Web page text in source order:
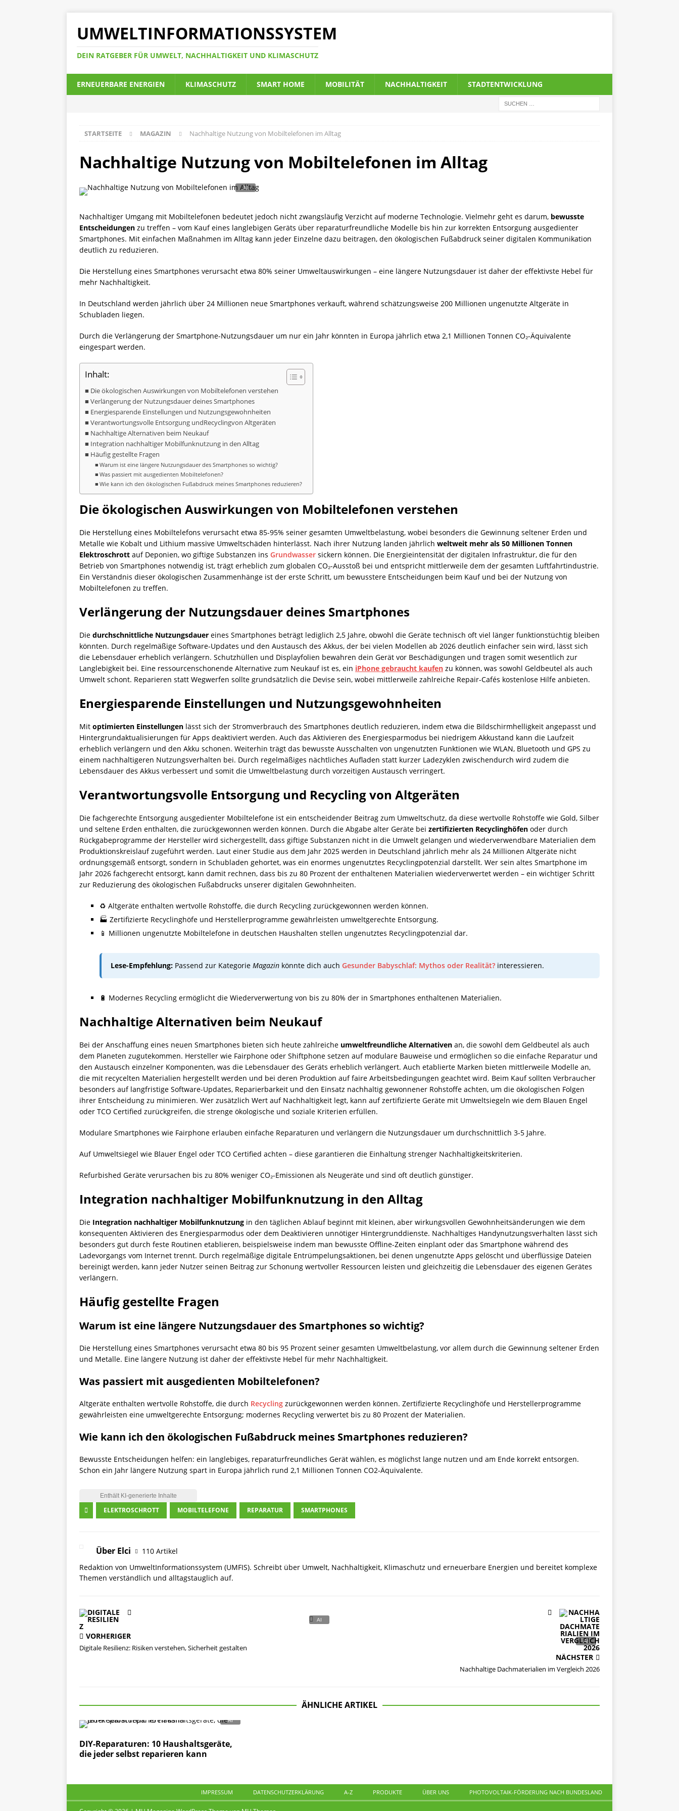
UMWELTINFORMATIONSSYSTEM
DEIN RATGEBER FÜR UMWELT, NACHHALTIGKEIT UND KLIMASCHUTZ
ERNEUERBARE ENERGIEN KLIMASCHUTZ SMART HOME MOBILITÄT NACHHALTIGKEIT STADTENTWICKLUNG
STARTSEITE MAGAZIN Nachhaltige Nutzung von Mobiltelefonen im Alltag
Nachhaltige Nutzung von Mobiltelefonen im Alltag
Nachhaltiger Umgang mit Mobiltelefonen bedeutet jedoch nicht zwangsläufig Verzicht auf moderne Technologie. Vielmehr geht es darum, bewusste
Entscheidungen zu treffen – vom Kauf eines langlebigen Geräts über reparaturfreundliche Modelle bis hin zur korrekten Entsorgung ausgedienter
Smartphones. Mit einfachen Maßnahmen im Alltag kann jeder Einzelne dazu beitragen, den ökologischen Fußabdruck seiner digitalen Kommunikation
deutlich zu reduzieren.
Die Herstellung eines Smartphones verursacht etwa 80% seiner Umweltauswirkungen – eine längere Nutzungsdauer ist daher der effektivste Hebel für
mehr Nachhaltigkeit.
In Deutschland werden jährlich über 24 Millionen neue Smartphones verkauft, während schätzungsweise 200 Millionen ungenutzte Altgeräte in
Schubladen liegen.
Durch die Verlängerung der Smartphone-Nutzungsdauer um nur ein Jahr könnten in Europa jährlich etwa 2,1 Millionen Tonnen CO₂-Äquivalente
eingespart werden.
Inhalt:
Die ökologischen Auswirkungen von Mobiltelefonen verstehen
Verlängerung der Nutzungsdauer deines Smartphones
Energiesparende Einstellungen und Nutzungsgewohnheiten
Verantwortungsvolle Entsorgung undRecyclingvon Altgeräten
Nachhaltige Alternativen beim Neukauf
Integration nachhaltiger Mobilfunknutzung in den Alltag
Häufig gestellte Fragen
Warum ist eine längere Nutzungsdauer des Smartphones so wichtig?
Was passiert mit ausgedienten Mobiltelefonen?
Wie kann ich den ökologischen Fußabdruck meines Smartphones reduzieren?
Die ökologischen Auswirkungen von Mobiltelefonen verstehen
Die Herstellung eines Mobiltelefons verursacht etwa 85-95% seiner gesamten Umweltbelastung, wobei besonders die Gewinnung seltener Erden und
Metalle wie Kobalt und Lithium massive Umweltschäden hinterlässt. Nach ihrer Nutzung landen jährlich weltweit mehr als 50 Millionen Tonnen
Elektroschrott auf Deponien, wo giftige Substanzen ins Grundwasser sickern können. Die Energieintensität der digitalen Infrastruktur, die für den
Betrieb von Smartphones notwendig ist, trägt erheblich zum globalen CO₂-Ausstoß bei und entspricht mittlerweile dem der gesamten Luftfahrtindustrie.
Ein Verständnis dieser ökologischen Zusammenhänge ist der erste Schritt, um bewusstere Entscheidungen beim Kauf und bei der Nutzung von
Mobiltelefonen zu treffen.
Verlängerung der Nutzungsdauer deines Smartphones
Die durchschnittliche Nutzungsdauer eines Smartphones beträgt lediglich 2,5 Jahre, obwohl die Geräte technisch oft viel länger funktionstüchtig bleiben
könnten. Durch regelmäßige Software-Updates und den Austausch des Akkus, der bei vielen Modellen ab 2026 deutlich einfacher sein wird, lässt sich
die Lebensdauer erheblich verlängern. Schutzhüllen und Displayfolien bewahren dein Gerät vor Beschädigungen und tragen somit wesentlich zur
Langlebigkeit bei. Eine ressourcenschonende Alternative zum Neukauf ist es, ein iPhone gebraucht kaufen zu können, was sowohl Geldbeutel als auch
Umwelt schont. Reparieren statt Wegwerfen sollte grundsätzlich die Devise sein, wobei mittlerweile zahlreiche Repair-Cafés kostenlose Hilfe anbieten.
Energiesparende Einstellungen und Nutzungsgewohnheiten
Mit optimierten Einstellungen lässt sich der Stromverbrauch des Smartphones deutlich reduzieren, indem etwa die Bildschirmhelligkeit angepasst und
Hintergrundaktualisierungen für Apps deaktiviert werden. Auch das Aktivieren des Energiesparmodus bei niedrigem Akkustand kann die Laufzeit
erheblich verlängern und den Akku schonen. Weiterhin trägt das bewusste Ausschalten von ungenutzten Funktionen wie WLAN, Bluetooth und GPS zu
einem nachhaltigeren Nutzungsverhalten bei. Durch regelmäßiges nächtliches Aufladen statt kurzer Ladezyklen zwischendurch wird zudem die
Lebensdauer des Akkus verbessert und somit die Umweltbelastung durch vorzeitigen Austausch verringert.
Verantwortungsvolle Entsorgung und Recycling von Altgeräten
Die fachgerechte Entsorgung ausgedienter Mobiltelefone ist ein entscheidender Beitrag zum Umweltschutz, da diese wertvolle Rohstoffe wie Gold, Silber
und seltene Erden enthalten, die zurückgewonnen werden können. Durch die Abgabe alter Geräte bei zertifizierten Recyclinghöfen oder durch
Rückgabeprogramme der Hersteller wird sichergestellt, dass giftige Substanzen nicht in die Umwelt gelangen und wiederverwendbare Materialien dem
Produktionskreislauf zugeführt werden. Laut einer Studie aus dem Jahr 2025 werden in Deutschland jährlich mehr als 24 Millionen Altgeräte nicht
ordnungsgemäß entsorgt, sondern in Schubladen gehortet, was ein enormes ungenutztes Recyclingpotenzial darstellt. Wer sein altes Smartphone im
Jahr 2026 fachgerecht entsorgt, kann damit rechnen, dass bis zu 80 Prozent der enthaltenen Materialien wiederverwertet werden – ein wichtiger Schritt
zur Reduzierung des ökologischen Fußabdrucks unserer digitalen Gewohnheiten.
♻️ Altgeräte enthalten wertvolle Rohstoffe, die durch Recycling zurückgewonnen werden können.
🏭 Zertifizierte Recyclinghöfe und Herstellerprogramme gewährleisten umweltgerechte Entsorgung.
📱 Millionen ungenutzte Mobiltelefone in deutschen Haushalten stellen ungenutztes Recyclingpotenzial dar.
Lese-Empfehlung: Passend zur Kategorie Magazin könnte dich auch Gesunder Babyschlaf: Mythos oder Realität? interessieren.
🔋 Modernes Recycling ermöglicht die Wiederverwertung von bis zu 80% der in Smartphones enthaltenen Materialien.
Nachhaltige Alternativen beim Neukauf
Bei der Anschaffung eines neuen Smartphones bieten sich heute zahlreiche umweltfreundliche Alternativen an, die sowohl dem Geldbeutel als auch
dem Planeten zugutekommen. Hersteller wie Fairphone oder Shiftphone setzen auf modulare Bauweise und ermöglichen so die einfache Reparatur und
den Austausch einzelner Komponenten, was die Lebensdauer des Geräts erheblich verlängert. Auch etablierte Marken bieten mittlerweile Modelle an,
die mit recycelten Materialien hergestellt werden und bei deren Produktion auf faire Arbeitsbedingungen geachtet wird. Beim Kauf sollten Verbraucher
besonders auf langfristige Software-Updates, Reparierbarkeit und den Einsatz nachhaltig gewonnener Rohstoffe achten, um die ökologischen Folgen
ihrer Entscheidung zu minimieren. Wer zusätzlich Wert auf Nachhaltigkeit legt, kann auf zertifizierte Geräte mit Umweltsiegeln wie dem Blauen Engel
oder TCO Certified zurückgreifen, die strenge ökologische und soziale Kriterien erfüllen.
Modulare Smartphones wie Fairphone erlauben einfache Reparaturen und verlängern die Nutzungsdauer um durchschnittlich 3-5 Jahre.
Auf Umweltsiegel wie Blauer Engel oder TCO Certified achten – diese garantieren die Einhaltung strenger Nachhaltigkeitskriterien.
Refurbished Geräte verursachen bis zu 80% weniger CO₂-Emissionen als Neugeräte und sind oft deutlich günstiger.
Integration nachhaltiger Mobilfunknutzung in den Alltag
Die Integration nachhaltiger Mobilfunknutzung in den täglichen Ablauf beginnt mit kleinen, aber wirkungsvollen Gewohnheitsänderungen wie dem
konsequenten Aktivieren des Energiesparmodus oder dem Deaktivieren unnötiger Hintergrunddienste. Nachhaltiges Handynutzungsverhalten lässt sich
besonders gut durch feste Routinen etablieren, beispielsweise indem man bewusste Offline-Zeiten einplant oder das Smartphone während des
Ladevorgangs vom Internet trennt. Durch regelmäßige digitale Entrümpelungsaktionen, bei denen ungenutzte Apps gelöscht und überflüssige Dateien
bereinigt werden, kann jeder Nutzer seinen Beitrag zur Schonung wertvoller Ressourcen leisten und gleichzeitig die Lebensdauer des eigenen Gerätes
verlängern.
Häufig gestellte Fragen
Warum ist eine längere Nutzungsdauer des Smartphones so wichtig?
Die Herstellung eines Smartphones verursacht etwa 80 bis 95 Prozent seiner gesamten Umweltbelastung, vor allem durch die Gewinnung seltener Erden
und Metalle. Eine längere Nutzung ist daher der effektivste Hebel für mehr Nachhaltigkeit.
Was passiert mit ausgedienten Mobiltelefonen?
Altgeräte enthalten wertvolle Rohstoffe, die durch Recycling zurückgewonnen werden können. Zertifizierte Recyclinghöfe und Herstellerprogramme
gewährleisten eine umweltgerechte Entsorgung; modernes Recycling verwertet bis zu 80 Prozent der Materialien.
Wie kann ich den ökologischen Fußabdruck meines Smartphones reduzieren?
Bewusste Entscheidungen helfen: ein langlebiges, reparaturfreundliches Gerät wählen, es möglichst lange nutzen und am Ende korrekt entsorgen.
Schon ein Jahr längere Nutzung spart in Europa jährlich rund 2,1 Millionen Tonnen CO2-Äquivalente.
ELEKTROSCHROTT MOBILTELEFONE REPARATUR SMARTPHONES
Über Elci
110 Artikel
Redaktion von UmweltInformationssystem (UMFIS). Schreibt über Umwelt, Nachhaltigkeit, Klimaschutz und erneuerbare Energien und bereitet komplexe
Themen verständlich und alltagstauglich auf.
VORHERIGER
Digitale Resilienz: Risiken verstehen, Sicherheit gestalten
NÄCHSTER
Nachhaltige Dachmaterialien im Vergleich 2026
ÄHNLICHE ARTIKEL
DIY-Reparaturen: 10 Haushaltsgeräte,
die jeder selbst reparieren kann
IMPRESSUM DATENSCHUTZERKLÄRUNG A-Z PRODUKTE ÜBER UNS PHOTOVOLTAIK-FÖRDERUNG NACH BUNDESLAND